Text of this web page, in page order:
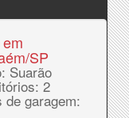
SP
Suarão
2
de garagem: